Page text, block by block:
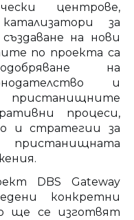
центрове,
за
на нови
по проекта са
на
и
процеси,
и стратегии за
DBS Gateway
конкретни
ще се изготвят